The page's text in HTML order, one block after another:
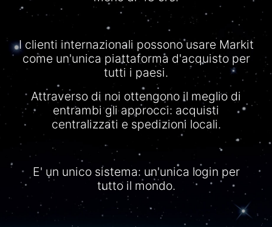
I clienti internazionali possono usare Markit
come un'unica piattaforma d'acquistoper
tutti i paesi.
Attraverso di noi ottengono il meglio di
entrambi gli approcci: acquisti
centralizzati e spedizioni locali.
E' un unico sistema: un'unica login per
tuttoil mondo.